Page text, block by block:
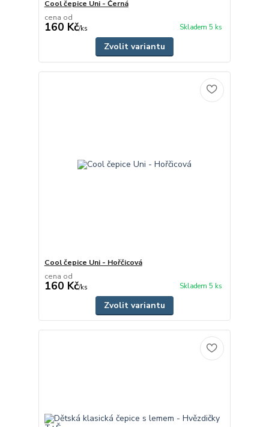
Cool čepice Uni - Černá
cena od
160 Kč/ks Skladem 5 ks
Zvolit variantu
Cool čepice Uni - Hořčicová
cena od
160 Kč/ks Skladem 5 ks
Zvolit variantu